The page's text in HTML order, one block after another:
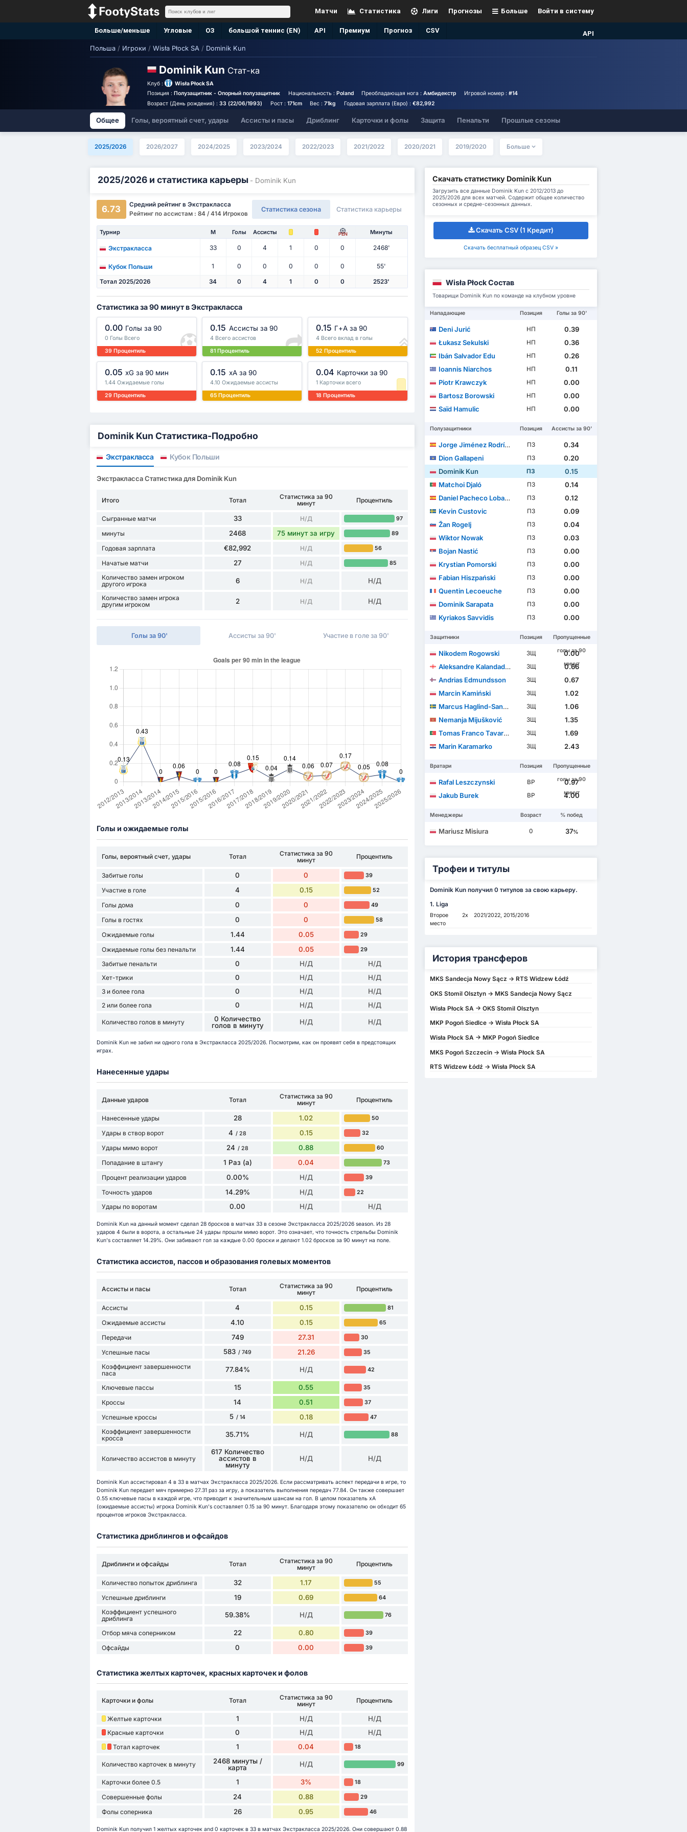
Войти в систему
Больше
Прогнозы
Лиги
Статистика
Матчи
API
Больше/меньше Угловые ОЗ большой теннис (EN) API Премиум Прогноз CSV
Польша / Игроки / Wisła Płock SA / Dominik Kun
Dominik Kun Стат-ка
Клуб :
Wisła Płock SA
Позиция :Полузащитник - Опорный полузащитник Национальность : Poland Преобладающая нога :Амбидекстр Игровой номер : #14
Возраст (День рождения) :33 (22/06/1993) Рост : 171cm Вес :71kg Годовая зарплата (Евро) : €82,992
Общее Голы, вероятный счет, удары Ассисты и пасы Дриблинг Карточки и фолы Защита Пенальти Прошлые сезоны
2025/2026 2026/2027 2024/2025 2023/2024 2022/2023 2021/2022 2020/2021 2019/2020 Больше
2025/2026 и статистика карьеры - Dominik Kun
6.73
Средний рейтинг в Экстракласса
Рейтинг по ассистам : 84 / 414 Игроков
Статистика сезона Статистика карьеры
Турнир М Голы Ассисты PEN Минуты
Экстракласса 33 0 4 1 0 0 2468'
Кубок Польши 1 0 0 0 0 0 55'
Тотал 2025/2026 34 0 4 1 0 0 2523'
Статистика за 90 минут в Экстракласса
0.00 Голы за 90
0 Голы Всего
39 Процентиль
0.15 Ассисты за 90
4 Всего ассистов
81 Процентиль
0.15 Г+A за 90
4 Всего вклад в голы
52 Процентиль
0.05 xG за 90 мин
1.44 Ожидаемые голы
29 Процентиль
0.15 xA за 90
4.10 Ожидаемые ассисты
65 Процентиль
0.04 Карточки за 90
1 Карточки всего
18 Процентиль
Dominik Kun Статистика-Подробно
Экстракласса Кубок Польши
Экстракласса Статистика для Dominik Kun
Итого Тотал
Статистика за 90
минут
Процентиль
Сыгранные матчи 33 Н/Д 97
минуты 2468 75 минут за игру 89
Годовая зарплата €82,992 Н/Д 56
Начатые матчи 27 Н/Д 85
Количество замен игроком
другого игрока
6 Н/Д Н/Д
Количество замен игрока
другим игроком
2 Н/Д Н/Д
Голы за 90' Ассисты за 90' Участие в голе за 90'
Голы и ожидаемые голы
Голы, вероятный счет, удары Тотал
Статистика за 90
минут
Процентиль
Забитые голы 0 0 39
Участие в голе 4 0.15 52
Голы дома 0 0 49
Голы в гостях 0 0 58
Ожидаемые голы 1.44 0.05 29
Ожидаемые голы без пенальти 1.44 0.05 29
Забитые пенальти 0 Н/Д Н/Д
Хет-трики 0 Н/Д Н/Д
3 и более гола 0 Н/Д Н/Д
2 или более гола 0 Н/Д Н/Д
Количество голов в минуту
0 Количество
голов в минуту
Н/Д Н/Д
Dominik Kun не забил ни одного гола в Экстракласса 2025/2026. Посмотрим, как он проявят себя в предстоящих
играх.
Нанесенные удары
Данные ударов Тотал
Статистика за 90
минут
Процентиль
Нанесенные удары 28 1.02 50
Удары в створ ворот 4 / 28 0.15 32
Удары мимо ворот 24 / 28 0.88 60
Попадание в штангу 1 Раз (а) 0.04 73
Процент реализации ударов 0.00% Н/Д 39
Точность ударов 14.29% Н/Д 22
Удары по воротам 0.00 Н/Д Н/Д
Dominik Kun на данный момент сделал 28 бросков в матчах 33 в сезоне Экстракласса 2025/2026 season. Из 28
ударов 4 были в ворота, а остальные 24 удары прошли мимо ворот. Это означает, что точность стрельбы Dominik
Kun's составляет 14.29%. Они забивают гол за каждые 0.00 броски и делают 1.02 бросков за 90 минут на поле.
Статистика ассистов, пассов и образования голевых моментов
Ассисты и пасы Тотал
Статистика за 90
минут
Процентиль
Ассисты 4 0.15 81
Ожидаемые ассисты 4.10 0.15 65
Передачи 749 27.31 30
Успешные пасы 583 / 749 21.26 35
Коэффициент завершенности
паса
77.84% Н/Д 42
Ключевые пассы 15 0.55 35
Кроссы 14 0.51 37
Успешные кроссы 5 / 14 0.18 47
Коэффициент завершенности
кросса
35.71% Н/Д 88
Количество ассистов в минуту
617 Количество
ассистов в
минуту
Н/Д Н/Д
Dominik Kun ассистировал 4 в 33 в матчах Экстракласса 2025/2026. Если рассматривать аспект передачи в игре, то
Dominik Kun передает мяч примерно 27.31 раз за игру, а показатель выполнения передач 77.84. Он также совершает
0.55 ключевые пасы в каждой игре, что приводит к значительным шансам на гол. В целом показатель xA
(ожидаемые ассисты) игрока Dominik Kun's составляет 0.15 за 90 минут. Благодаря этому показателю он обходит 65
процентов игроков Экстракласса.
Статистика дриблингов и офсайдов
Дриблинги и офсайды Тотал
Статистика за 90
минут
Процентиль
Количество попыток дриблинга 32 1.17 55
Успешные дриблинги 19 0.69 64
Коэффициент успешного
дриблинга
59.38% Н/Д 76
Отбор мяча соперником 22 0.80 39
Офсайды 0 0.00 39
Статистика желтых карточек, красных карточек и фолов
Карточки и фолы Тотал
Статистика за 90
минут
Процентиль
Желтые карточки 1 Н/Д Н/Д
Красные карточки 0 Н/Д Н/Д
Тотал карточек 1 0.04 18
Количество карточек в минуту
2468 минуты /
карта
Н/Д 99
Карточки более 0.5 1 3% 18
Совершенные фолы 24 0.88 29
Фолы соперника 26 0.95 46
Dominik Kun получил 1 желтых карточек and 0 карточек в 33 в матчах Экстракласса 2025/2026. Они совершают 0.88
Скачать статистику Dominik Kun
Загрузить все данные Dominik Kun с 2012/2013 до
2025/2026 для всех матчей. Содержит общее количество
сезонных и средне-сезонных данных.
Скачать CSV (1 Кредит)
Скачать бесплатный образец CSV »
Wisła Płock Состав
Товарищи Dominik Kun по команде на клубном уровне
Нападающие Позиция Голы за 90'
Deni Jurić НП
0.39
Łukasz Sekulski
НП
0.36
Ibán Salvador Edu
НП
0.26
Ioannis Niarchos
НП
0.11
Piotr Krawczyk
НП
0.00
Bartosz Borowski
НП
0.00
Saïd Hamulic
НП 0.00
Полузащитники Позиция Ассисты за 90'
Jorge Jiménez Rodríguez ПЗ
0.34
Dion Gallapeni
ПЗ
0.20
Dominik Kun
ПЗ
0.15
Matchoi Djaló
ПЗ
0.14
Daniel Pacheco Lobato
ПЗ
0.12
Kevin Custovic
ПЗ
0.09
Žan Rogelj
ПЗ
0.04
Wiktor Nowak
ПЗ
0.03
Bojan Nastić
ПЗ
0.00
Krystian Pomorski
ПЗ
0.00
Fabian Hiszpański
ПЗ
0.00
Quentin Lecoeuche
ПЗ
0.00
Dominik Sarapata
ПЗ
0.00
Kyriakos Savvidis
ПЗ 0.00
Защитники Позиция
Пропущенные
голы за 90
минут
Nikodem Rogowski ЗЩ
0.00
Aleksandre Kalandadze
ЗЩ
0.66
Andrias Edmundsson
ЗЩ
0.67
Marcin Kamiński
ЗЩ
1.02
Marcus Haglind-Sangré
ЗЩ
1.06
Nemanja Mijušković
ЗЩ
1.35
Tomas Franco Tavares
ЗЩ
1.69
Marin Karamarko
ЗЩ 2.43
Вратари Позиция
Пропущенные
голы за 90
минут
Rafal Leszczynski ВР
0.97
Jakub Burek
ВР 4.00
Менеджеры Возраст % побед
Mariusz Misiura 0 37%
Трофеи и титулы
Dominik Kun получил 0 титулов за свою карьеру.
1. Liga
Второе
место
2x 2021/2022, 2015/2016
История трансферов
MKS Sandecja Nowy Sącz -> RTS Widzew Łódź
OKS Stomil Olsztyn -> MKS Sandecja Nowy Sącz
Wisła Płock SA -> OKS Stomil Olsztyn
MKP Pogoń Siedlce -> Wisła Płock SA
Wisła Płock SA -> MKP Pogoń Siedlce
MKS Pogoń Szczecin -> Wisła Płock SA
RTS Widzew Łódź -> Wisła Płock SA